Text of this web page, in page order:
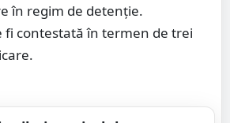
în regim de detenție.
fi contestată în termen de trei